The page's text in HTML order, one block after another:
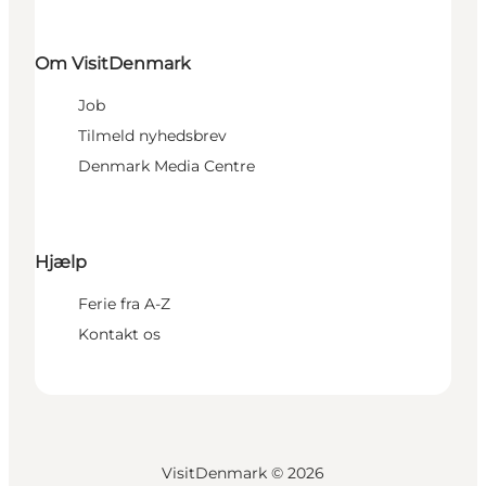
Om VisitDenmark
Job
Tilmeld nyhedsbrev
Denmark Media Centre
Hjælp
Ferie fra A-Z
Kontakt os
VisitDenmark © 2026